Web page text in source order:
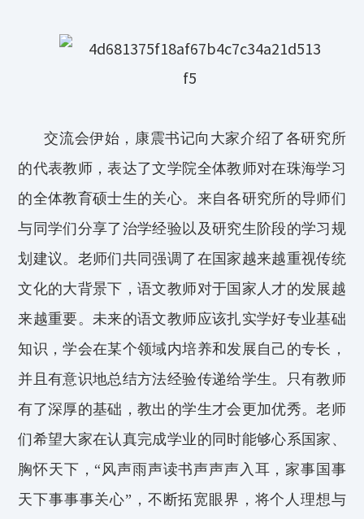
交流会伊始，康震书记向大家介绍了各研究所
的代表教师，表达了文学院全体教师对在珠海学习
的全体教育硕士生的关心。来自各研究所的导师们
与同学们分享了治学经验以及研究生阶段的学习规
划建议。老师们共同强调了在国家越来越重视传统
文化的大背景下，语文教师对于国家人才的发展越
来越重要。未来的语文教师应该扎实学好专业基础
知识，学会在某个领域内培养和发展自己的专长，
并且有意识地总结方法经验传递给学生。只有教师
有了深厚的基础，教出的学生才会更加优秀。老师
们希望大家在认真完成学业的同时能够心系国家、
胸怀天下，“风声雨声读书声声声入耳，家事国事
天下事事事关心”，不断拓宽眼界，将个人理想与